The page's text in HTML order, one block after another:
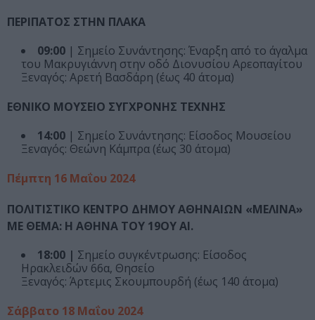
ΠΕΡΙΠΑΤΟΣ ΣΤΗΝ ΠΛΑΚΑ
09:00 | Σημείο Συνάντησης: Έναρξη από το άγαλμα
του Μακρυγιάννη στην οδό Διονυσίου Αρεοπαγίτου
Ξεναγός: Αρετή Βασδάρη (έως 40 άτομα)
ΕΘΝΙΚΟ ΜΟΥΣΕΙΟ ΣΥΓΧΡΟΝΗΣ ΤΕΧΝΗΣ
14:00 | Σημείο Συνάντησης: Είσοδος Μουσείου
Ξεναγός: Θεώνη Κάμπρα (έως 30 άτομα)
Πέμπτη 16 Μαΐου 2024
ΠΟΛΙΤΙΣΤΙΚΟ ΚΕΝΤΡΟ ΔΗΜΟΥ ΑΘΗΝΑΙΩΝ «ΜΕΛΙΝΑ»
ΜΕ ΘΕΜΑ: Η ΑΘΗΝΑ ΤΟΥ 19ΟΥ ΑΙ.
18:00 | Σημείο συγκέντρωσης: Είσοδος
Ηρακλειδών 66α, Θησείο
Ξεναγός: Άρτεμις Σκουμπουρδή (έως 140 άτομα)
Σάββατο 18 Μαΐου 2024